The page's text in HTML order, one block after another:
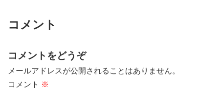
コメント
コメントをどうぞ
メールアドレスが公開されることはありません。
コメント ※